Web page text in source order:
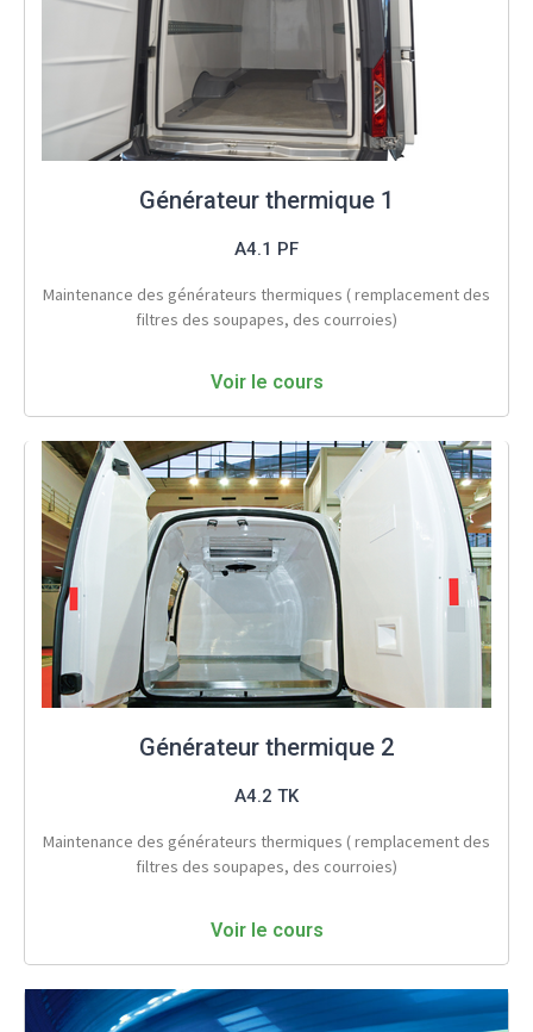
Générateur thermique 1
A4.1 PF
Maintenance des générateurs thermiques ( remplacement des
filtres des soupapes, des courroies)
Voir le cours
Générateur thermique 2
A4.2 TK
Maintenance des générateurs thermiques ( remplacement des
filtres des soupapes, des courroies)
Voir le cours